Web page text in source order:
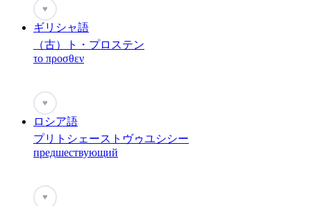
♥
ギリシャ語
（古）ト・プロステン
το προσθεν
♥
ロシア語
プリトシェーストヴゥユシシー
предшествующий
♥